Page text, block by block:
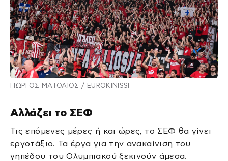
ΓΙΩΡΓΟΣ ΜΑΤΘΑΙΟΣ / EUROKINISSI
Αλλάζει το ΣΕΦ
Τις επόμενες μέρες ή και ώρες, το ΣΕΦ θα γίνει
εργοτάξιο. Τα έργα για την ανακαίνιση του
γηπέδου του Ολυμπιακού ξεκινούν άμεσα.